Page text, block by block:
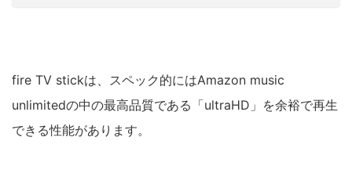
fire TV stickは、スペック的にはAmazon music
unlimitedの中の最高品質である「ultraHD」を余裕で再生
できる性能があります。